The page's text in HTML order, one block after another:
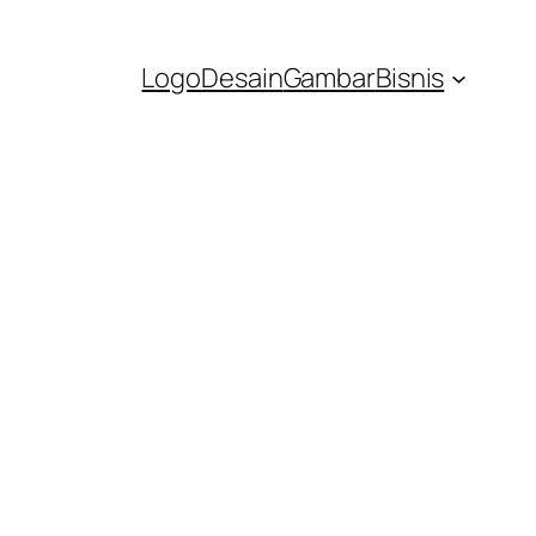
LogoDesainGambarBisnis